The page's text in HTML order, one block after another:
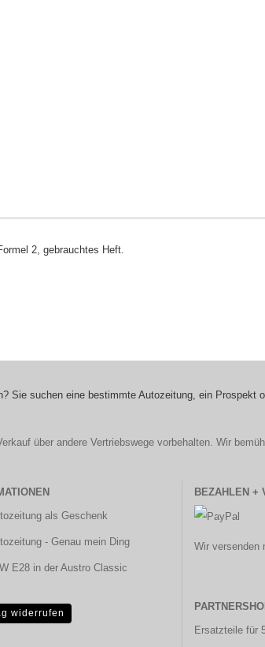
2, gebrauchtes Heft.
Sie suchen eine bestimmte Autozeitung, ein Prospekt
über andere Vertriebswege vorbehalten. Wir
als Geschenk
- Genau mein Ding
E28 in der Austro Classic
widerrufen
BEZAHLEN +
Wir versenden
Ersatzteile für